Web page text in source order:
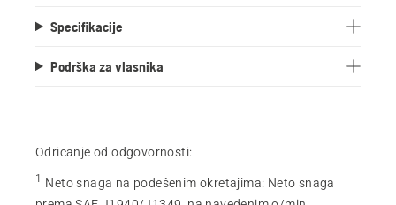
Specifikacije
Podrška za vlasnika
Odricanje od odgovornosti:
1 Neto snaga na podešenim okretajima: Neto snaga